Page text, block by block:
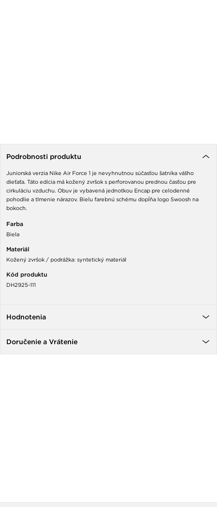
Podrobnosti produktu
Juniorská verzia Nike Air Force 1 je nevyhnutnou súčasťou šatníka vášho
dieťaťa. Táto edícia má kožený zvršok s perforovanou prednou časťou pre
cirkuláciu vzduchu. Obuv je vybavená jednotkou Encap pre celodenné
pohodlie a tlmenie nárazov. Bielu farebnú schému dopĺňa logo Swoosh na
bokoch.
Farba
Biela
Materiál
Kožený zvršok / podrážka: syntetický materiál
Kód produktu
DH2925-111
Hodnotenia
Doručenie a Vrátenie